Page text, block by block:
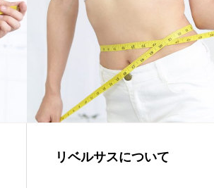
リベルサスについて